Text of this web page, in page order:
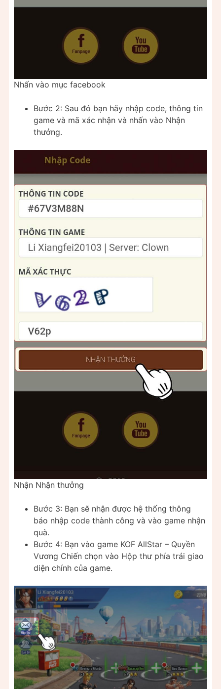
Nhấn vào mục facebook
Bước 2: Sau đó bạn hãy nhập code, thông tin
game và mã xác nhận và nhấn vào Nhận
thưởng.
Nhận Nhận thưởng
Bước 3: Bạn sẽ nhận được hệ thống thông
báo nhập code thành công và vào game nhận
quà.
Bước 4: Bạn vào game KOF AllStar – Quyền
Vương Chiến chọn vào Hộp thư phía trái giao
diện chính của game.